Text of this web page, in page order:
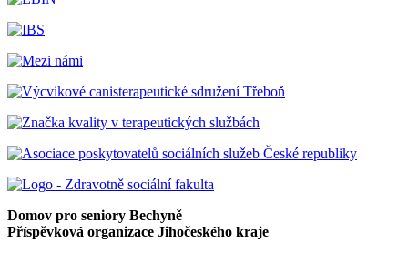
Domov pro seniory Bechyně
Příspěvková organizace Jihočeského kraje